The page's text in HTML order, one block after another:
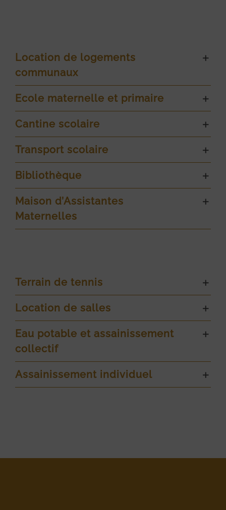
Location de logements
communaux
Ecole maternelle et primaire
Cantine scolaire
Transport scolaire
Bibliothèque
Maison d’Assistantes
Maternelles
Terrain de tennis
Location de salles
Eau potable et assainissement
collectif
Assainissement individuel